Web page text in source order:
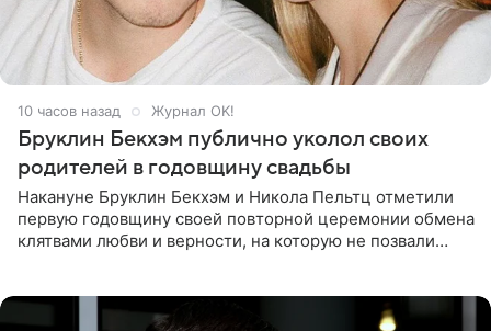
10 часов назад Журнал OK!
Бруклин Бекхэм публично уколол своих
родителей в годовщину свадьбы
Накануне Бруклин Бекхэм и Никола Пельтц отметили
первую годовщину своей повторной церемонии обмена
клятвами любви и верности, на которую не позвали